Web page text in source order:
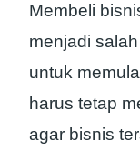
Membeli
menjadi
untuk
harus tetap
agar bisnis